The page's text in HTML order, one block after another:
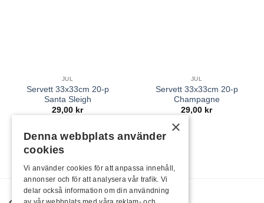
JUL
Servett 33x33cm 20-p
Santa Sleigh
29,00 kr
JUL
Servett 33x33cm 20-p
Champagne
29,00 kr
×
Denna webbplats använder
cookies
Vi använder cookies för att anpassa innehåll,
annonser och för att analysera vår trafik. Vi
delar också information om din användning